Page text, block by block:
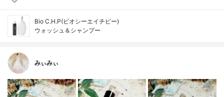
Bio C.H.P(ビオシーエイチピー)
ウォッシュ＆シャンプー
みぃみぃ